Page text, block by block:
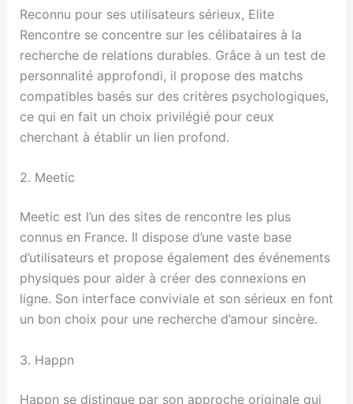
Reconnu pour ses utilisateurs sérieux, Elite
Rencontre se concentre sur les célibataires à la
recherche de relations durables. Grâce à un test de
personnalité approfondi, il propose des matchs
compatibles basés sur des critères psychologiques,
ce qui en fait un choix privilégié pour ceux
cherchant à établir un lien profond.
2. Meetic
Meetic est l’un des sites de rencontre les plus
connus en France. Il dispose d’une vaste base
d’utilisateurs et propose également des événements
physiques pour aider à créer des connexions en
ligne. Son interface conviviale et son sérieux en font
un bon choix pour une recherche d’amour sincère.
3. Happn
Happn se distingue par son approche originale qui